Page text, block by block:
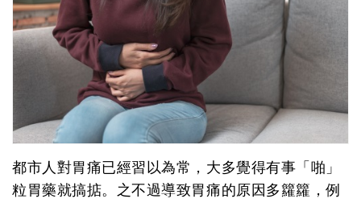
都市人對胃痛已經習以為常，大多覺得有事「啪」
粒胃藥就搞掂。之不過導致胃痛的原因多籮籮，例